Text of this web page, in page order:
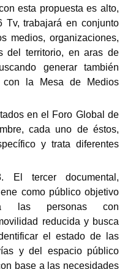
esta propuesta es alto,
trabajará en conjunto
medios, organizaciones,
del territorio, en aras de
generar también
la Mesa de Medios
en el Foro Global de
cada uno de éstos,
y trata diferentes
El tercer documental,
como público objetivo
las personas con
reducida y busca
el estado de las
y del espacio público
base a las necesidades